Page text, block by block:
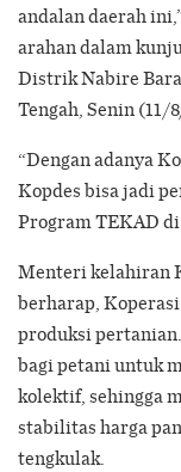
andalan daerah
arahan dalam
Distrik Nabire
Tengah, Senin (11/
“Dengan adanya
Kopdes bisa jadi
Program TEKAD
Menteri kelahiran
berharap,
produksi
bagi petani untuk
kolektif, sehingga
stabilitas harga
tengkulak.